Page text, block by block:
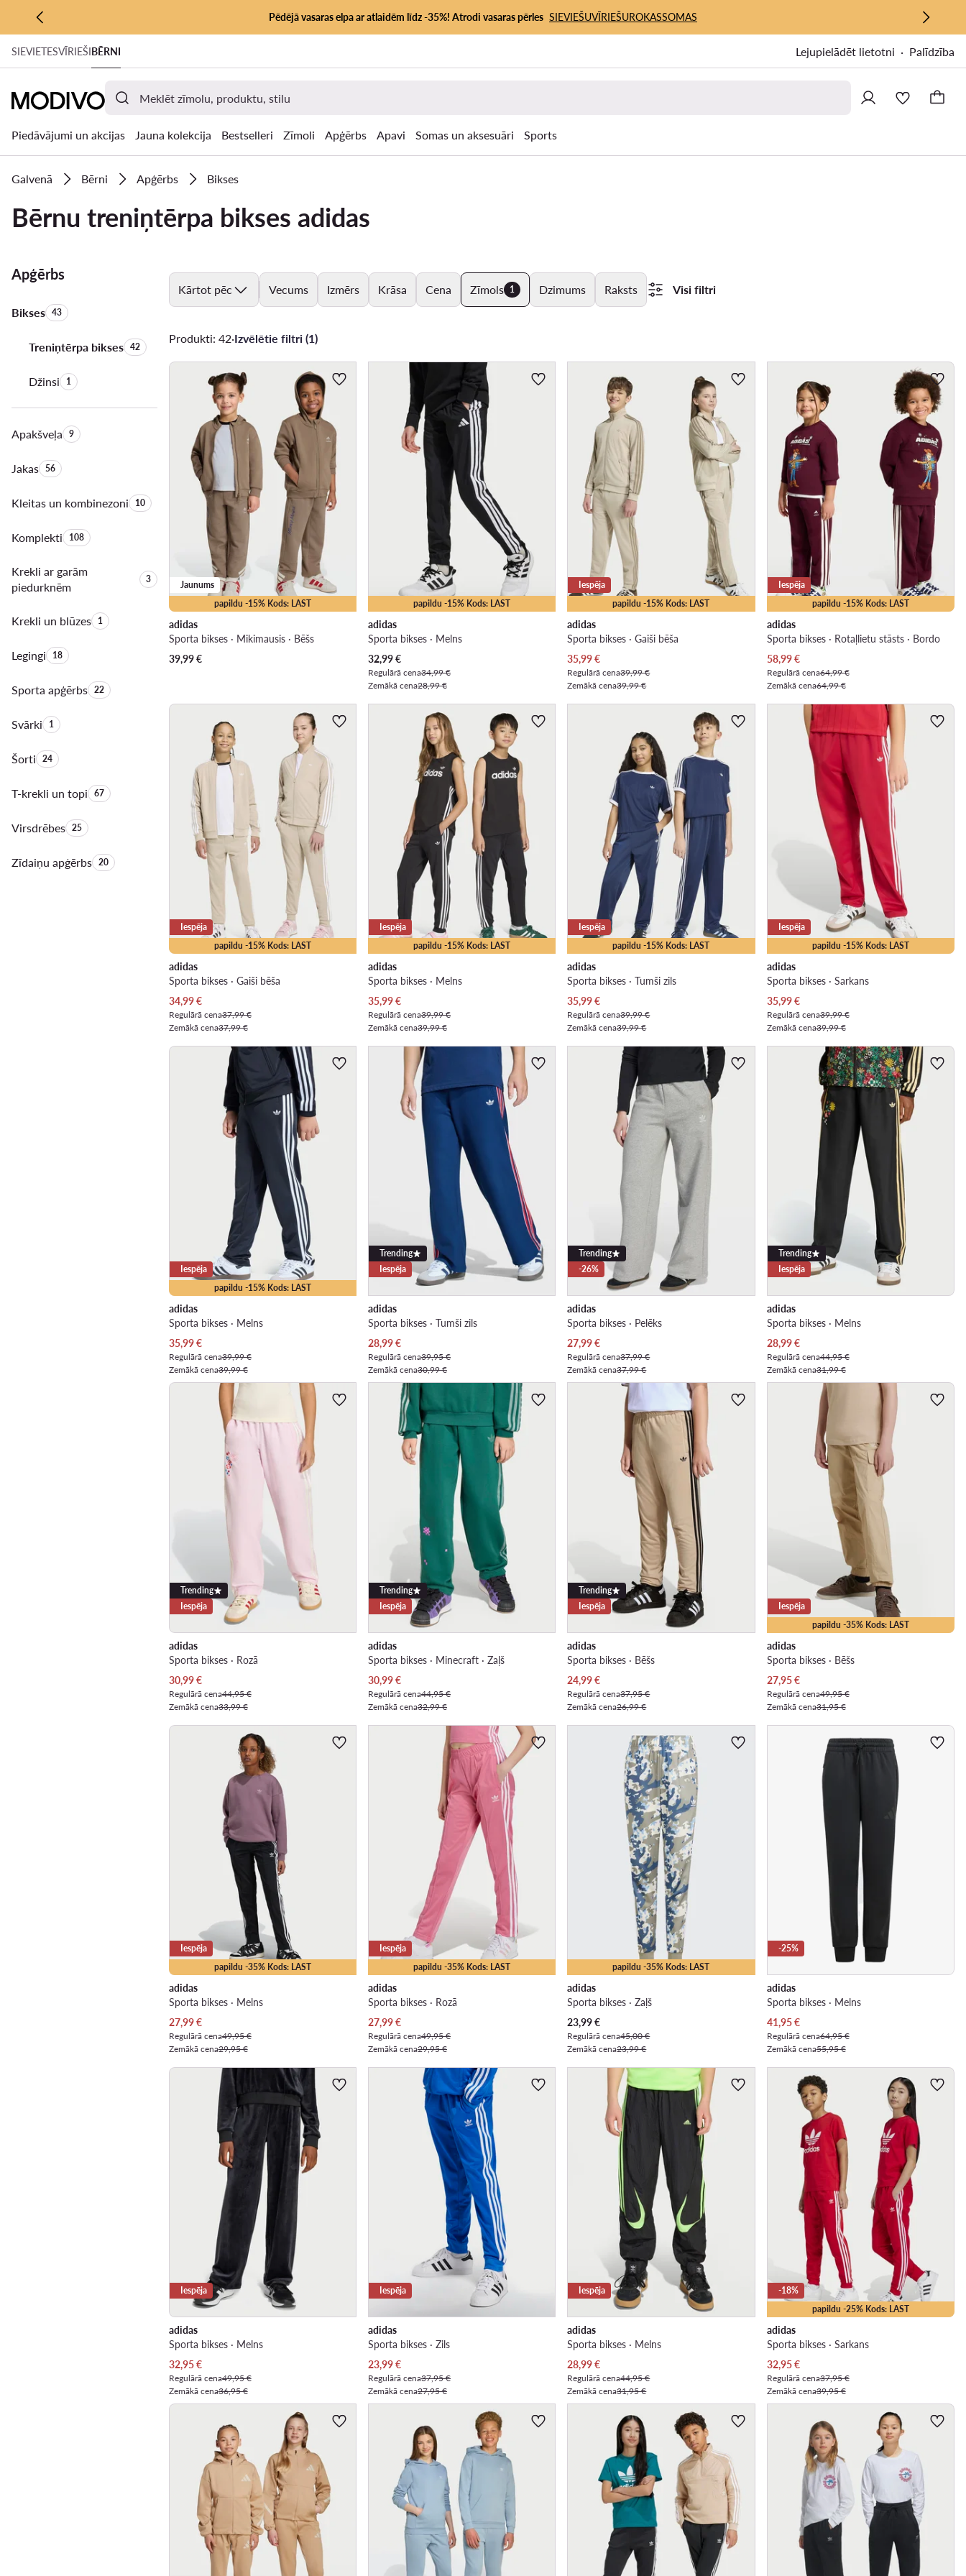
PĀRIET UZ GALVENO SATURU
PĀRIET UZ MEKLĒŠANU
Pēdējā vasaras elpa ar atlaidēm līdz -35%! Atrodi vasaras pērles SIEVIEŠUVĪRIEŠUROKASSOMAS
SIEVIETESVĪRIEŠIBĒRNI Lejupielādēt lietotni Palīdzība
Piedāvājumi un akcijas Jauna kolekcija Bestselleri Zīmoli Apģērbs Apavi Somas un aksesuāri Sports
Galvenā Bērni Apģērbs Bikses
Bērnu treniņtērpa bikses adidas
Apģērbs
BiksesProduktu skaits:
43
Treniņtērpa biksesProduktu skaits:
42
DžinsiProduktu skaits:
1
ApakšveļaProduktu skaits:
9
JakasProduktu skaits:
56
Kleitas un kombinezoniProduktu skaits:
10
KomplektiProduktu skaits:
108
Krekli ar garām
piedurknēm
Produktu skaits:
3
Krekli un blūzesProduktu skaits:
1
LegingiProduktu skaits:
18
Sporta apģērbsProduktu skaits:
22
SvārkiProduktu skaits:
1
ŠortiProduktu skaits:
24
T-krekli un topiProduktu skaits:
67
VirsdrēbesProduktu skaits:
25
Zīdaiņu apģērbsProduktu skaits:
20
Kārtot pēc Vecums Izmērs Krāsa Cena Zīmols 1 Dzimums Raksts Visi filtri
Produkti: 42·Izvēlētie filtri (1)
papildu -15% Kods: LAST
Jaunums
adidas
Sporta bikses · Mikimausis · Bēšs
39,99€
papildu -15% Kods: LAST
adidas
Sporta bikses · Melns
Pašreizējā cena
32,99€
Regulārā cena34,99 €
Zemākā cena28,99 €
papildu -15% Kods: LAST
Iespēja
adidas
Sporta bikses · Gaiši bēša
Pašreizējā cena
35,99€
Regulārā cena39,99 €
Zemākā cena39,99 €
papildu -15% Kods: LAST
Iespēja
adidas
Sporta bikses · Rotaļlietu stāsts · Bordo
Pašreizējā cena
58,99€
Regulārā cena64,99 €
Zemākā cena64,99 €
papildu -15% Kods: LAST
Iespēja
adidas
Sporta bikses · Gaiši bēša
Pašreizējā cena
34,99€
Regulārā cena37,99 €
Zemākā cena37,99 €
papildu -15% Kods: LAST
Iespēja
adidas
Sporta bikses · Melns
Pašreizējā cena
35,99€
Regulārā cena39,99 €
Zemākā cena39,99 €
papildu -15% Kods: LAST
Iespēja
adidas
Sporta bikses · Tumši zils
Pašreizējā cena
35,99€
Regulārā cena39,99 €
Zemākā cena39,99 €
papildu -15% Kods: LAST
Iespēja
adidas
Sporta bikses · Sarkans
Pašreizējā cena
35,99€
Regulārā cena39,99 €
Zemākā cena39,99 €
papildu -15% Kods: LAST
Iespēja
adidas
Sporta bikses · Melns
Pašreizējā cena
35,99€
Regulārā cena39,99 €
Zemākā cena39,99 €
Trending
Iespēja
adidas
Sporta bikses · Tumši zils
Pašreizējā cena
28,99€
Regulārā cena39,95 €
Zemākā cena30,99 €
Trending
-26%
adidas
Sporta bikses · Pelēks
Pašreizējā cena
27,99€
Regulārā cena37,99 €
Zemākā cena37,99 €
Trending
Iespēja
adidas
Sporta bikses · Melns
Pašreizējā cena
28,99€
Regulārā cena44,95 €
Zemākā cena31,99 €
Trending
Iespēja
adidas
Sporta bikses · Rozā
Pašreizējā cena
30,99€
Regulārā cena44,95 €
Zemākā cena33,99 €
Trending
Iespēja
adidas
Sporta bikses · Minecraft · Zaļš
Pašreizējā cena
30,99€
Regulārā cena44,95 €
Zemākā cena32,99 €
Trending
Iespēja
adidas
Sporta bikses · Bēšs
Pašreizējā cena
24,99€
Regulārā cena37,95 €
Zemākā cena26,99 €
papildu -35% Kods: LAST
Iespēja
adidas
Sporta bikses · Bēšs
Pašreizējā cena
27,95€
Regulārā cena49,95 €
Zemākā cena31,95 €
papildu -35% Kods: LAST
Iespēja
adidas
Sporta bikses · Melns
Pašreizējā cena
27,99€
Regulārā cena49,95 €
Zemākā cena29,95 €
papildu -35% Kods: LAST
Iespēja
adidas
Sporta bikses · Rozā
Pašreizējā cena
27,99€
Regulārā cena49,95 €
Zemākā cena29,95 €
papildu -35% Kods: LAST
adidas
Sporta bikses · Zaļš
Pašreizējā cena
23,99€
Regulārā cena45,00 €
Zemākā cena23,99 €
-25%
adidas
Sporta bikses · Melns
Pašreizējā cena
41,95€
Regulārā cena64,95 €
Zemākā cena55,95 €
Iespēja
adidas
Sporta bikses · Melns
Pašreizējā cena
32,95€
Regulārā cena49,95 €
Zemākā cena36,95 €
Iespēja
adidas
Sporta bikses · Zils
Pašreizējā cena
23,99€
Regulārā cena37,95 €
Zemākā cena27,95 €
Iespēja
adidas
Sporta bikses · Melns
Pašreizējā cena
28,99€
Regulārā cena44,95 €
Zemākā cena31,95 €
papildu -25% Kods: LAST
-18%
adidas
Sporta bikses · Sarkans
Pašreizējā cena
32,95€
Regulārā cena37,95 €
Zemākā cena39,95 €